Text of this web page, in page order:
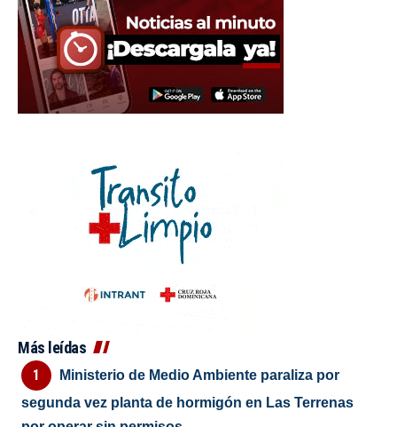
Más leídas
Ministerio de Medio Ambiente paraliza por
segunda vez planta de hormigón en Las Terrenas